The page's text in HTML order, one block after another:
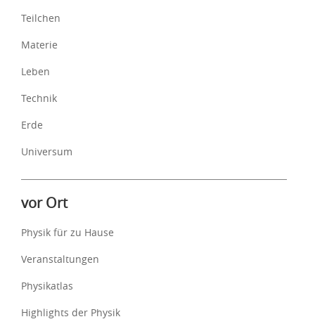
Teilchen
Materie
Leben
Technik
Erde
Universum
vor Ort
Physik für zu Hause
Veranstaltungen
Physikatlas
Highlights der Physik